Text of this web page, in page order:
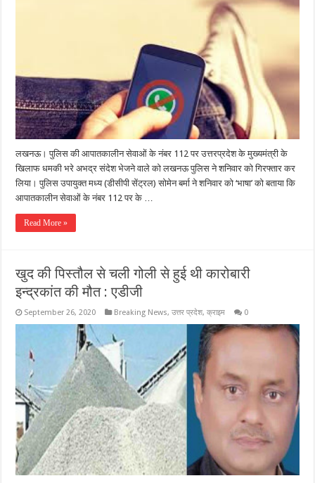
लखनऊ। पुलिस की आपातकालीन सेवाओं के नंबर 112 पर उत्तरप्रदेश के मुख्यमंत्री के
खिलाफ धमकी भरे अभद्र संदेश भेजने वाले को लखनऊ पुलिस ने शनिवार को गिरफ्तार कर
लिया। पुलिस उपायुक्त मध्य (डीसीपी सेंट्रल) सोमेन बर्मा ने शनिवार को ‘भाषा’ को बताया कि
आपातकालीन सेवाओं के नंबर 112 पर के …
Read More »
खुद की पिस्तौल से चली गोली से हुई थी कारोबारी
इन्द्रकांत की मौत : एडीजी
September 26, 2020 Breaking News,उत्तर प्रदेश,क्राइम 0